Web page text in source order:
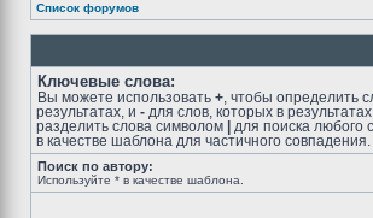
Список форумов
Ключевые слова:
Вы можете использовать + , чтобы определить
результатах, и - для слов, которых в
разделить слова символом
для поиска любого
в качестве шаблона для частичного совпадения.
Поиск по автору:
Используйте * в качестве шаблона.